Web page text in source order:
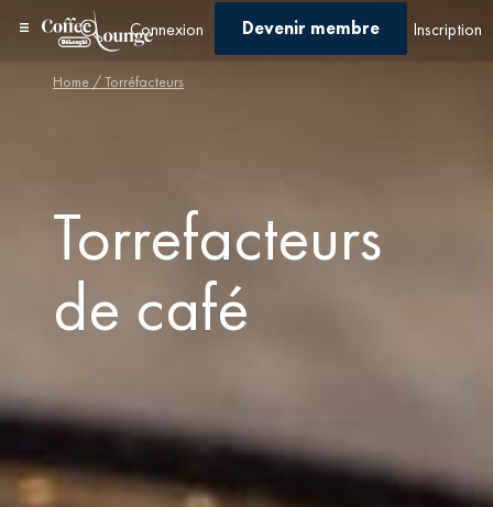
Connexion Devenir membre Inscription
Home / Torréfacteurs
Torrefacteurs
de café